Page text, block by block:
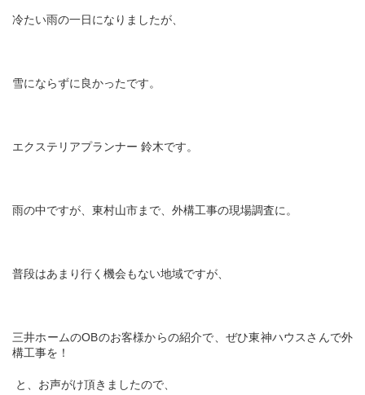
冷たい雨の一日になりましたが、
雪にならずに良かったです。
エクステリアプランナー 鈴木です。
雨の中ですが、東村山市まで、外構工事の現場調査に。
普段はあまり行く機会もない地域ですが、
三井ホームのOBのお客様からの紹介で、ぜひ東神ハウスさんで外
構工事を！
と、お声がけ頂きましたので、